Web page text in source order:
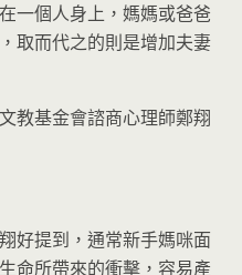
一個人身上，媽媽或爸爸
取而代之的則是增加夫妻
教基金會諮商心理師鄭翔
好提到，通常新手媽咪面
命所帶來的衝擊，容易產